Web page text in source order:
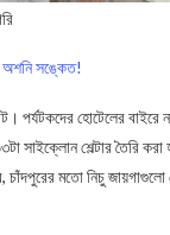
অশনি সঙ্কেত!
পর্যটকদের হোটেলের বাইরে
সাইক্লোন শেল্টার তৈরি
চাঁদপুরের মতো নিচু